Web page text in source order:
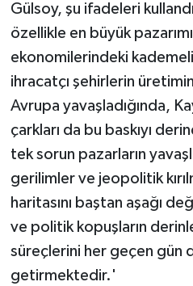
Gülsoy, şu ifadeleri
özellikle en büyük
ekonomilerindeki
ihracatçı şehirlerin
Avrupa yavaşladığında,
çarkları da bu baskıyı
tek sorun pazarların
gerilimler ve jeopolitik
haritasını baştan aşağı
ve politik kopuşların
süreçlerini her geçen gün
getirmektedir.'